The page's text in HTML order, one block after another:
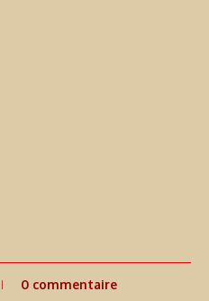
0 commentaire